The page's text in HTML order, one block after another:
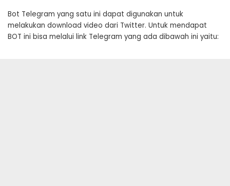
Bot Telegram yang satu ini dapat digunakan untuk
melakukan download video dari Twitter. Untuk mendapat
BOT ini bisa melalui link Telegram yang ada dibawah ini yaitu: